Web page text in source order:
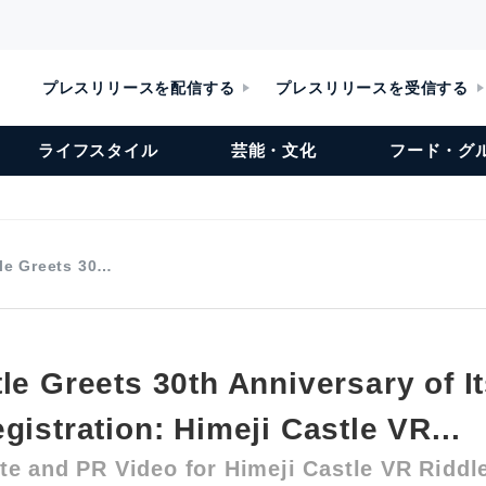
プレスリリースを配信する プレスリリースを受信する
ライフスタイル 芸能・文化 フード・グ
Greets 30…
Greets 30th Anniversary of
Himeji Castle VR...
and PR Video for Himeji Castle VR